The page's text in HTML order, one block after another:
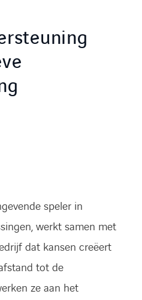
speler in
werkt samen met
dat kansen creëert
tot de
ze aan het